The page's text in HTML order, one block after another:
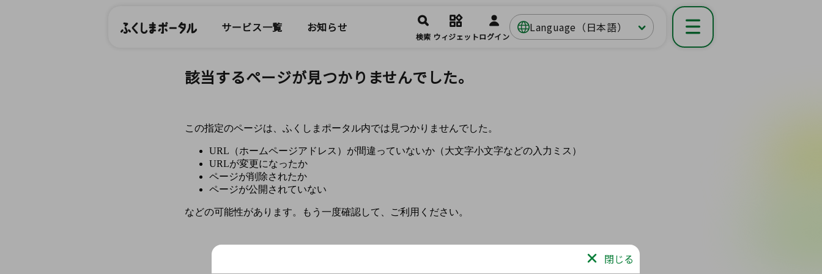
サービス一覧 お知らせ
検索 ウィジェットログイン
Language（日本語）
該当するページが見つかりませんでした。
閉じる